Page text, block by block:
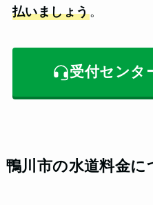
払いましょう。
受付センタ
鴨川市の水道料金に